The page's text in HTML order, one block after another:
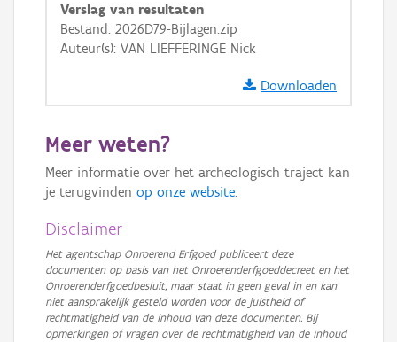
GRB-Basiskaart in grijswaarden
Verslag van resultaten
Bestand: 2026D79-Bijlagen.zip
Auteur(s): VAN LIEFFERINGE Nick
Downloaden
Meer weten?
Meer informatie over het archeologisch traject kan
je terugvinden op onze website.
Disclaimer
Het agentschap Onroerend Erfgoed publiceert deze
documenten op basis van het Onroerenderfgoeddecreet en het
Onroerenderfgoedbesluit, maar staat in geen geval in en kan
niet aansprakelijk gesteld worden voor de juistheid of
rechtmatigheid van de inhoud van deze documenten. Bij
opmerkingen of vragen over de rechtmatigheid van de inhoud